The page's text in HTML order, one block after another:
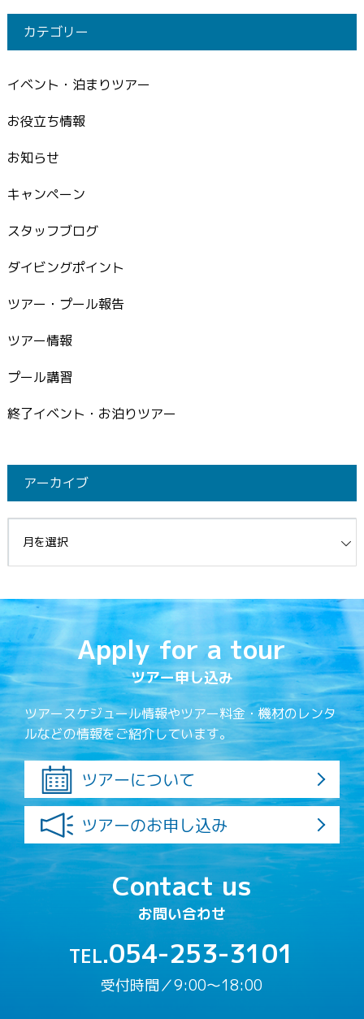
カテゴリー
イベント・泊まりツアー
お役立ち情報
お知らせ
キャンペーン
スタッフブログ
ダイビングポイント
ツアー・プール報告
ツアー情報
プール講習
終了イベント・お泊りツアー
アーカイブ
Apply for a tour
ツアー申し込み
ツアースケジュール情報やツアー料金・機材のレンタ
ルなどの情報をご紹介しています。
ツアーについて
ツアーのお申し込み
Contact us
お問い合わせ
TEL.054-253-3101
受付時間／9:00〜18:00